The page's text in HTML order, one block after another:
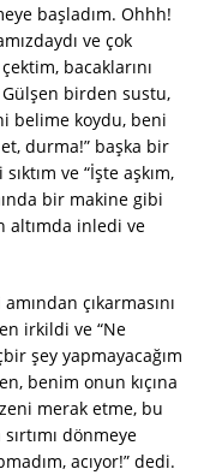
başladım. Ohhh!
ve çok
bacaklarını
birden sustu,
belime koydu, beni
durma!” başka bir
ve “İşte aşkım,
bir makine gibi
altımda inledi ve
çıkarmasını
irkildi ve “Ne
şey yapmayacağım
benim onun kıçına
merak etme, bu
dönmeye
acıyor!” dedi.